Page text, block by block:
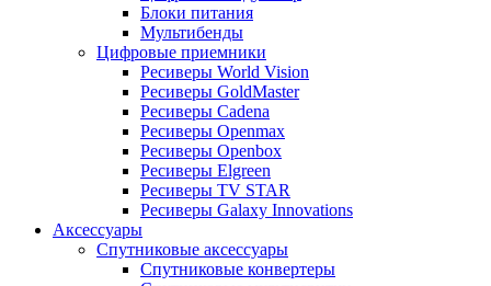
Блоки питания
Мультибенды
Цифровые приемники
Ресиверы World Vision
Ресиверы GoldMaster
Ресиверы Cadena
Ресиверы Openmax
Ресиверы Openbox
Ресиверы Elgreen
Ресиверы TV STAR
Ресиверы Galaxy Innovations
Аксессуары
Спутниковые аксессуары
Спутниковые конвертеры